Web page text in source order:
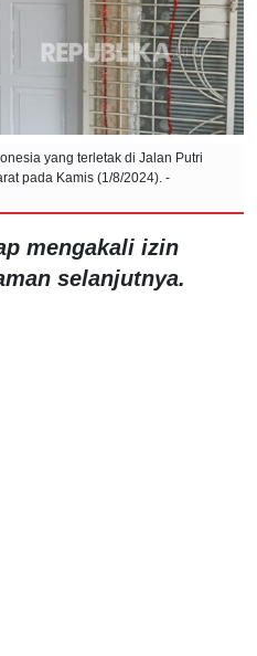
yang terletak di Jalan Putri
pada Kamis (1/8/2024). -
mengakali izin
selanjutnya.